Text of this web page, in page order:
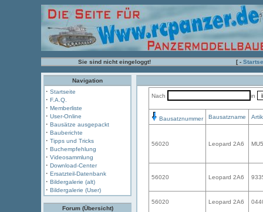
Sie sind nicht eingeloggt! [ -
Navigation
· Startseite
· F.A.Q.
· Memberliste
· User-Online
· Bausätze ausgepackt
· Bauberichte
· Tipps und Tricks
· Buchempfehlung
· Videosammlung
· Download-Center
· Ersatzteil-Datenbank
· Bildergalerie (alt)
· Bildergalerie (User)
Forum (Übersicht)
Nach in
Bausatznummer Bausatzname
56020 Leopard 2A6 MU5
56020 Leopard 2A6
56020 Leopard 2A6